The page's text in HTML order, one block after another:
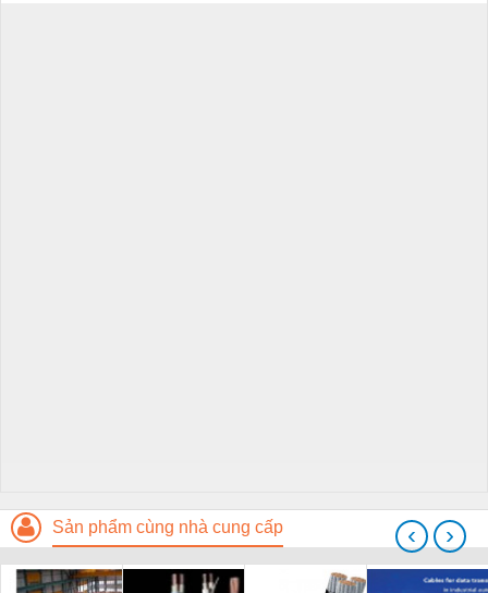
Sản phẩm cùng nhà cung cấp ‹ ›